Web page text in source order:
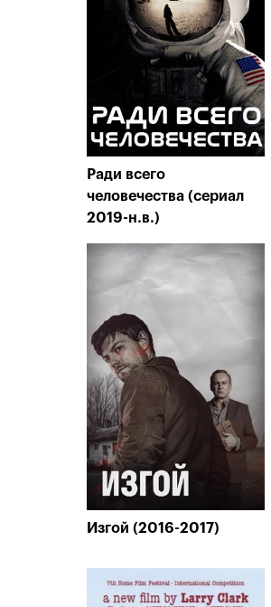
Ради всего
человечества (сериал
2019-н.в.)
Изгой (2016-2017)